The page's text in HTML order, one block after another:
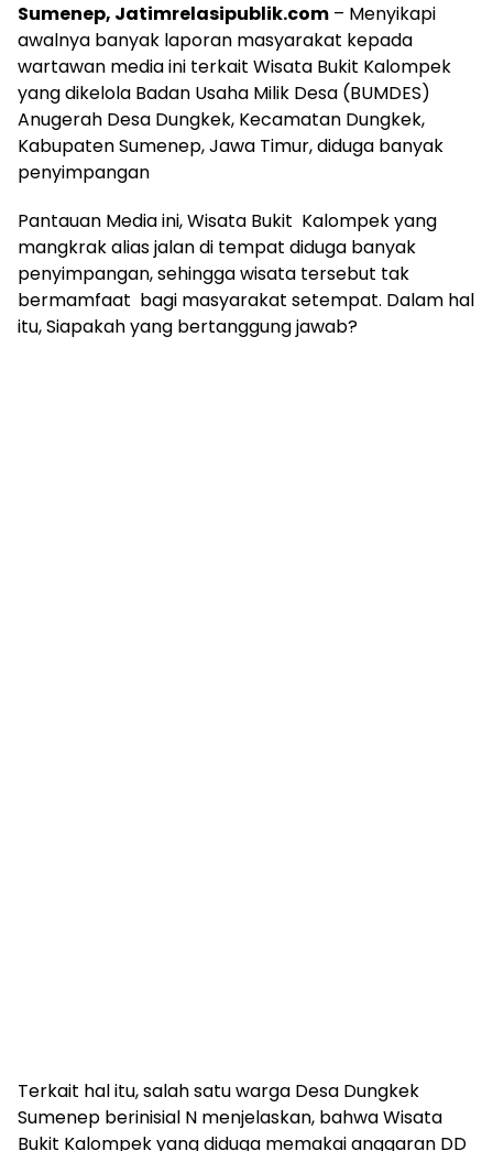
Sumenep, Jatimrelasipublik.com – Menyikapi
awalnya banyak laporan masyarakat kepada
wartawan media ini terkait Wisata Bukit Kalompek
yang dikelola Badan Usaha Milik Desa (BUMDES)
Anugerah Desa Dungkek, Kecamatan Dungkek,
Kabupaten Sumenep, Jawa Timur, diduga banyak
penyimpangan
Pantauan Media ini, Wisata Bukit Kalompek yang
mangkrak alias jalan di tempat diduga banyak
penyimpangan, sehingga wisata tersebut tak
bermamfaat bagi masyarakat setempat. Dalam hal
itu, Siapakah yang bertanggung jawab?
Terkait hal itu, salah satu warga Desa Dungkek
Sumenep berinisial N menjelaskan, bahwa Wisata
Bukit Kalompek yang diduga memakai anggaran DD